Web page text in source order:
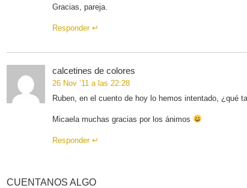
Gracias, pareja.
Responder
calcetines de colores
26 Nov ’11 a las 22:28
Ruben, en el cuento de hoy lo hemos intentado, ¿qué
Micaela muchas gracias por los ánimos
Responder
CUENTANOS ALGO